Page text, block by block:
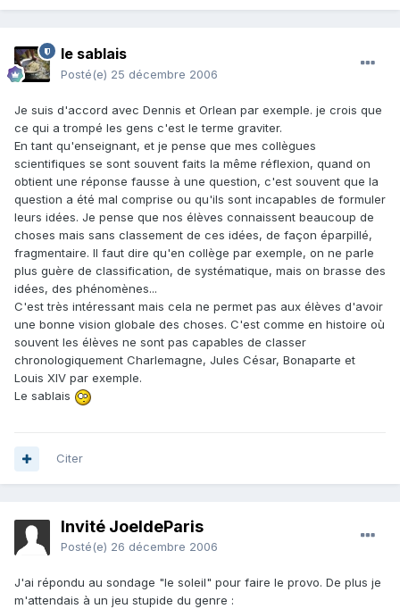
le sablais
Posté(e) 25 décembre 2006
Je suis d'accord avec Dennis et Orlean par exemple. je crois que
ce qui a trompé les gens c'est le terme graviter.
En tant qu'enseignant, et je pense que mes collègues
scientifiques se sont souvent faits la même réflexion, quand on
obtient une réponse fausse à une question, c'est souvent que la
question a été mal comprise ou qu'ils sont incapables de formuler
leurs idées. Je pense que nos élèves connaissent beaucoup de
choses mais sans classement de ces idées, de façon éparpillé,
fragmentaire. Il faut dire qu'en collège par exemple, on ne parle
plus guère de classification, de systématique, mais on brasse des
idées, des phénomènes...
C'est très intéressant mais cela ne permet pas aux élèves d'avoir
une bonne vision globale des choses. C'est comme en histoire où
souvent les élèves ne sont pas capables de classer
chronologiquement Charlemagne, Jules César, Bonaparte et
Louis XIV par exemple.
Le sablais
Citer
Invité JoeldeParis
Posté(e) 26 décembre 2006
J'ai répondu au sondage "le soleil" pour faire le provo. De plus je
m'attendais à un jeu stupide du genre :